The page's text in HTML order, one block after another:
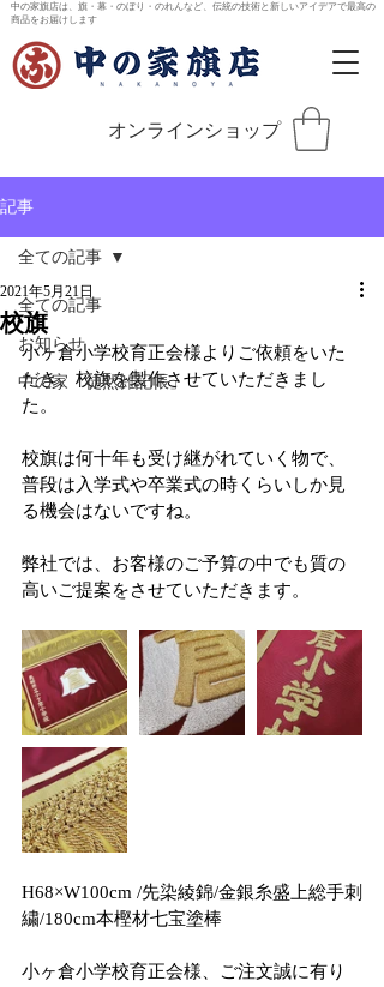
中の家旗店は、旗・幕・のぼり・のれんなど、伝統の技術と新しいアイデアで最高の
商品をお届けします
オンラインショップ
記事
全ての記事
お知らせ
中の家「徒然雑記帳」
全ての記事
校旗
2021年5月21日
小ヶ倉小学校育正会様よりご依頼をいた
だき、校旗を製作させていただきまし
た。
校旗は何十年も受け継がれていく物で、
普段は入学式や卒業式の時くらいしか見
る機会はないですね。
弊社では、お客様のご予算の中でも質の
高いご提案をさせていただきます。
H68×W100cm /先染綾錦/金銀糸盛上総手刺
繍/180cm本樫材七宝塗棒
小ヶ倉小学校育正会様、ご注文誠に有り